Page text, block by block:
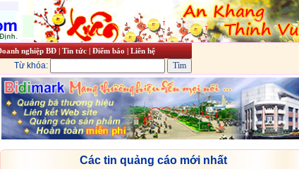
nghiệp BĐ|Tin tức|Điểm báo |Liên hệ
Từ khóa:
Các tin quảng cáo mới nhất